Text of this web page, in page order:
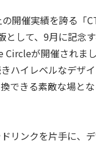
開催実績を誇る「
として、9月に記念
が開催されま
ハイレベルなデザ
できる素敵な場と
リンクを片手に、